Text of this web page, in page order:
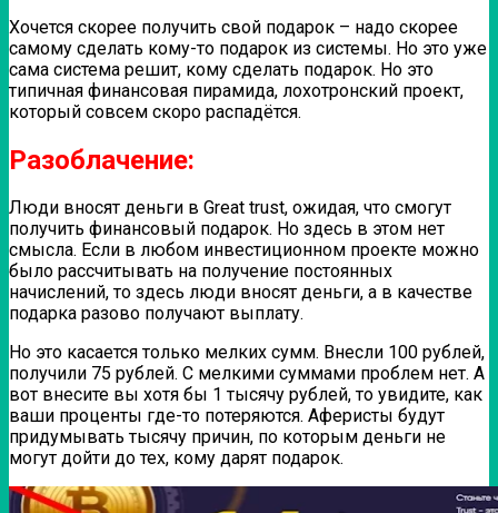
Хочется скорее получить свой подарок – надо скорее
самому сделать кому-то подарок из системы. Но это уже
сама система решит, кому сделать подарок. Но это
типичная финансовая пирамида, лохотронский проект,
который совсем скоро распадётся.
Разоблачение:
Люди вносят деньги в Great trust, ожидая, что смогут
получить финансовый подарок. Но здесь в этом нет
смысла. Если в любом инвестиционном проекте можно
было рассчитывать на получение постоянных
начислений, то здесь люди вносят деньги, а в качестве
подарка разово получают выплату.
Но это касается только мелких сумм. Внесли 100 рублей,
получили 75 рублей. С мелкими суммами проблем нет. А
вот внесите вы хотя бы 1 тысячу рублей, то увидите, как
ваши проценты где-то потеряются. Аферисты будут
придумывать тысячу причин, по которым деньги не
могут дойти до тех, кому дарят подарок.